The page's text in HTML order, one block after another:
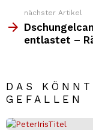
nächster Artikel
entlastet –
DAS
GEFALLEN